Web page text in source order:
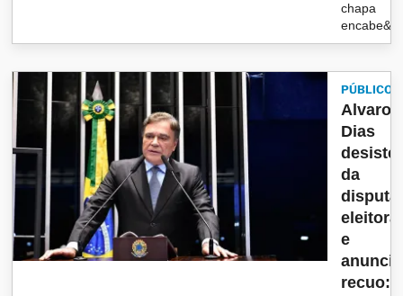
chapa
PÚBLICO
Alvaro
Dias
desiste
da
disputa
eleitoral
e
anuncia
recuo: